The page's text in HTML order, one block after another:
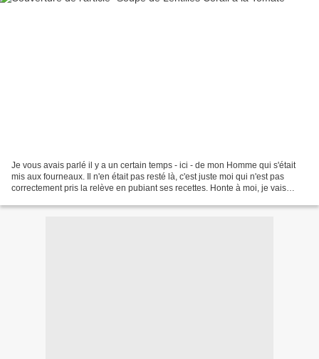
Je vous avais parlé il y a un certain temps - ici - de mon Homme qui s'était
mis aux fourneaux. Il n'en était pas resté là, c'est juste moi qui n'est pas
correctement pris la relève en pubiant ses recettes. Honte à moi, je vais